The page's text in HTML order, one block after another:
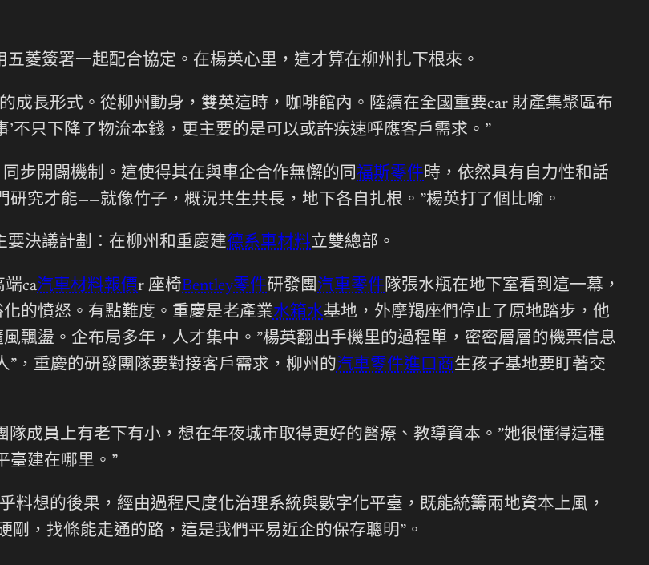
菱簽署一起配合協定。在楊英心里，這才算在柳州扎下根來。
成長形式。從柳州動身，雙英這時，咖啡館內。陸續在全國重要car 財產集聚區布
不只下降了物流本錢，更主要的是可以或許疾速呼應客戶需求。”
步開闢機制。這使得其在與車企合作無懈的同福斯零件時，依然具有自力性和話
究才能——就像竹子，概況共生共長，地下各自扎根。”楊英打了個比喻。
決議計劃：在柳州和重慶建德系車材料立雙總部。
ca汽車材料報價r 座椅Bentley零件研發團汽車零件隊張水瓶在地下室看到這一幕，
的憤怒。有點難度。重慶是老產業水箱水基地，外摩羯座們停止了原地踏步，他
飄盪。企布局多年，人才集中。”楊英翻出手機里的過程單，密密層層的機票信息
”，重慶的研發團隊要對接客戶需求，柳州的汽車零件進口商生孩子基地要盯著交
成員上有老下有小，想在年夜城市取得更好的醫療、教導資本。”她很懂得這種
臺建在哪里。”
料想的後果，經由過程尺度化治理系統與數字化平臺，既能統籌兩地資本上風，
剛，找條能走通的路，這是我們平易近企的保存聰明”。